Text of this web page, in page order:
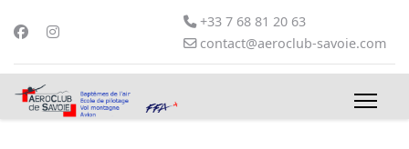
+33 7 68 81 20 63
contact@aeroclub-savoie.com